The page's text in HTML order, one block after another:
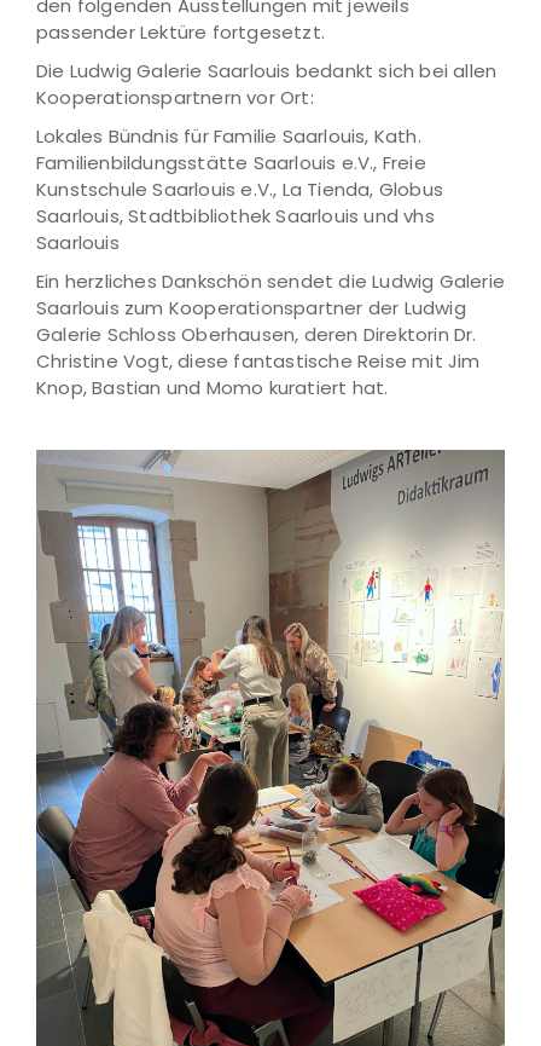
den folgenden Ausstellungen mit jeweils
passender Lektüre fortgesetzt.
Die Ludwig Galerie Saarlouis bedankt sich bei allen
Kooperationspartnern vor Ort:
Lokales Bündnis für Familie Saarlouis, Kath.
Familienbildungsstätte Saarlouis e.V., Freie
Kunstschule Saarlouis e.V., La Tienda, Globus
Saarlouis, Stadtbibliothek Saarlouis und vhs
Saarlouis
Ein herzliches Dankschön sendet die Ludwig Galerie
Saarlouis zum Kooperationspartner der Ludwig
Galerie Schloss Oberhausen, deren Direktorin Dr.
Christine Vogt, diese fantastische Reise mit Jim
Knop, Bastian und Momo kuratiert hat.